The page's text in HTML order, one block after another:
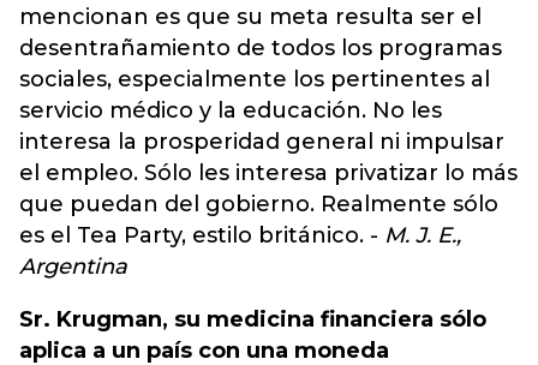
mencionan es que su meta resulta ser el
desentrañamiento de todos los programas
sociales, especialmente los pertinentes al
servicio médico y la educación. No les
interesa la prosperidad general ni impulsar
el empleo. Sólo les interesa privatizar lo más
que puedan del gobierno. Realmente sólo
es el Tea Party, estilo británico. - M. J. E.,
Argentina
Sr. Krugman, su medicina financiera sólo
aplica a un país con una moneda